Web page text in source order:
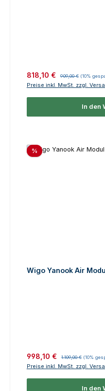
Verkaufspreis:
818,10 € 909,00 € (10%
Preise inkl. MwSt. zzgl.
In den
Rabatt
%
Wigo Yanook Air
Verkaufspreis:
998,10 € 1.109,00 € (10%
Preise inkl. MwSt. zzgl.
In den